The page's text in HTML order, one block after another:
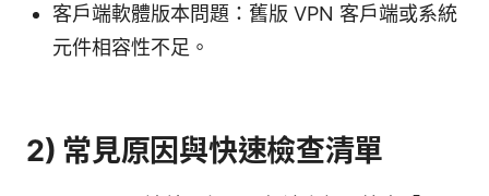
客戶端軟體版本問題：舊版 VPN 客戶端或系統
元件相容性不足。
2) 常見原因與快速檢查清單